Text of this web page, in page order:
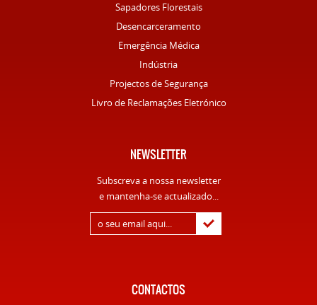
Sapadores Florestais
Desencarceramento
Emergência Médica
Indústria
Projectos de Segurança
Livro de Reclamações Eletrónico
NEWSLETTER
Subscreva a nossa newsletter
e mantenha-se actualizado...
CONTACTOS